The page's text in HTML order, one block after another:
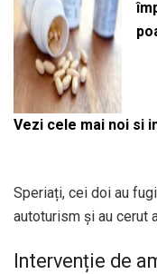
Vezi cele mai noi si
Speriați, cei doi au
autoturism și au cerut
Intervenție de